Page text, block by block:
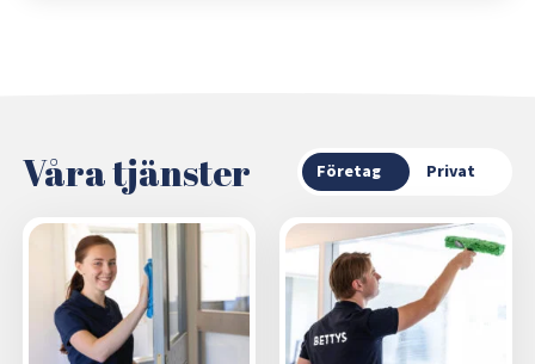
Våra tjänster Företag Privat